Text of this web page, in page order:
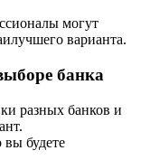
могут
варианта.
банка
разных банков и
вы будете